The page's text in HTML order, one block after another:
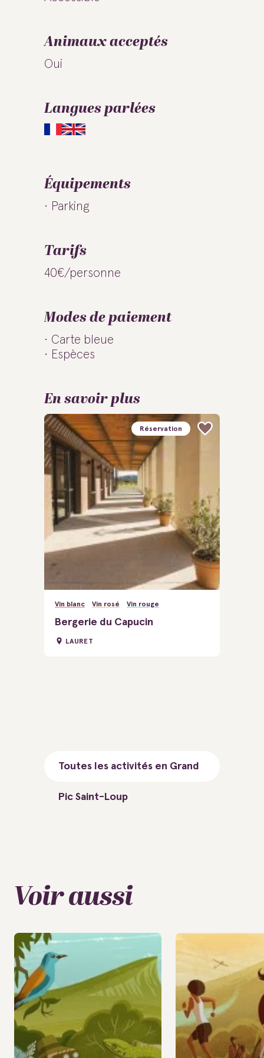
Animaux acceptés
Oui
Langues parlées
Équipements
Parking
Tarifs
40€/personne
Modes de paiement
Carte bleue
Espèces
En savoir plus
Vin blanc Vin rosé Vin rouge
Bergerie du Capucin
LAURET
Réservation
Toutes les activités en Grand
Pic Saint-Loup
Voir aussi